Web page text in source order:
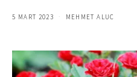
5 MART 2023 MEHMET ALUC